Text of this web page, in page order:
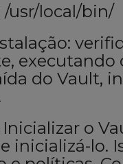
usr/local/bin/
executando
do Vault,
o
inicializá-lo.